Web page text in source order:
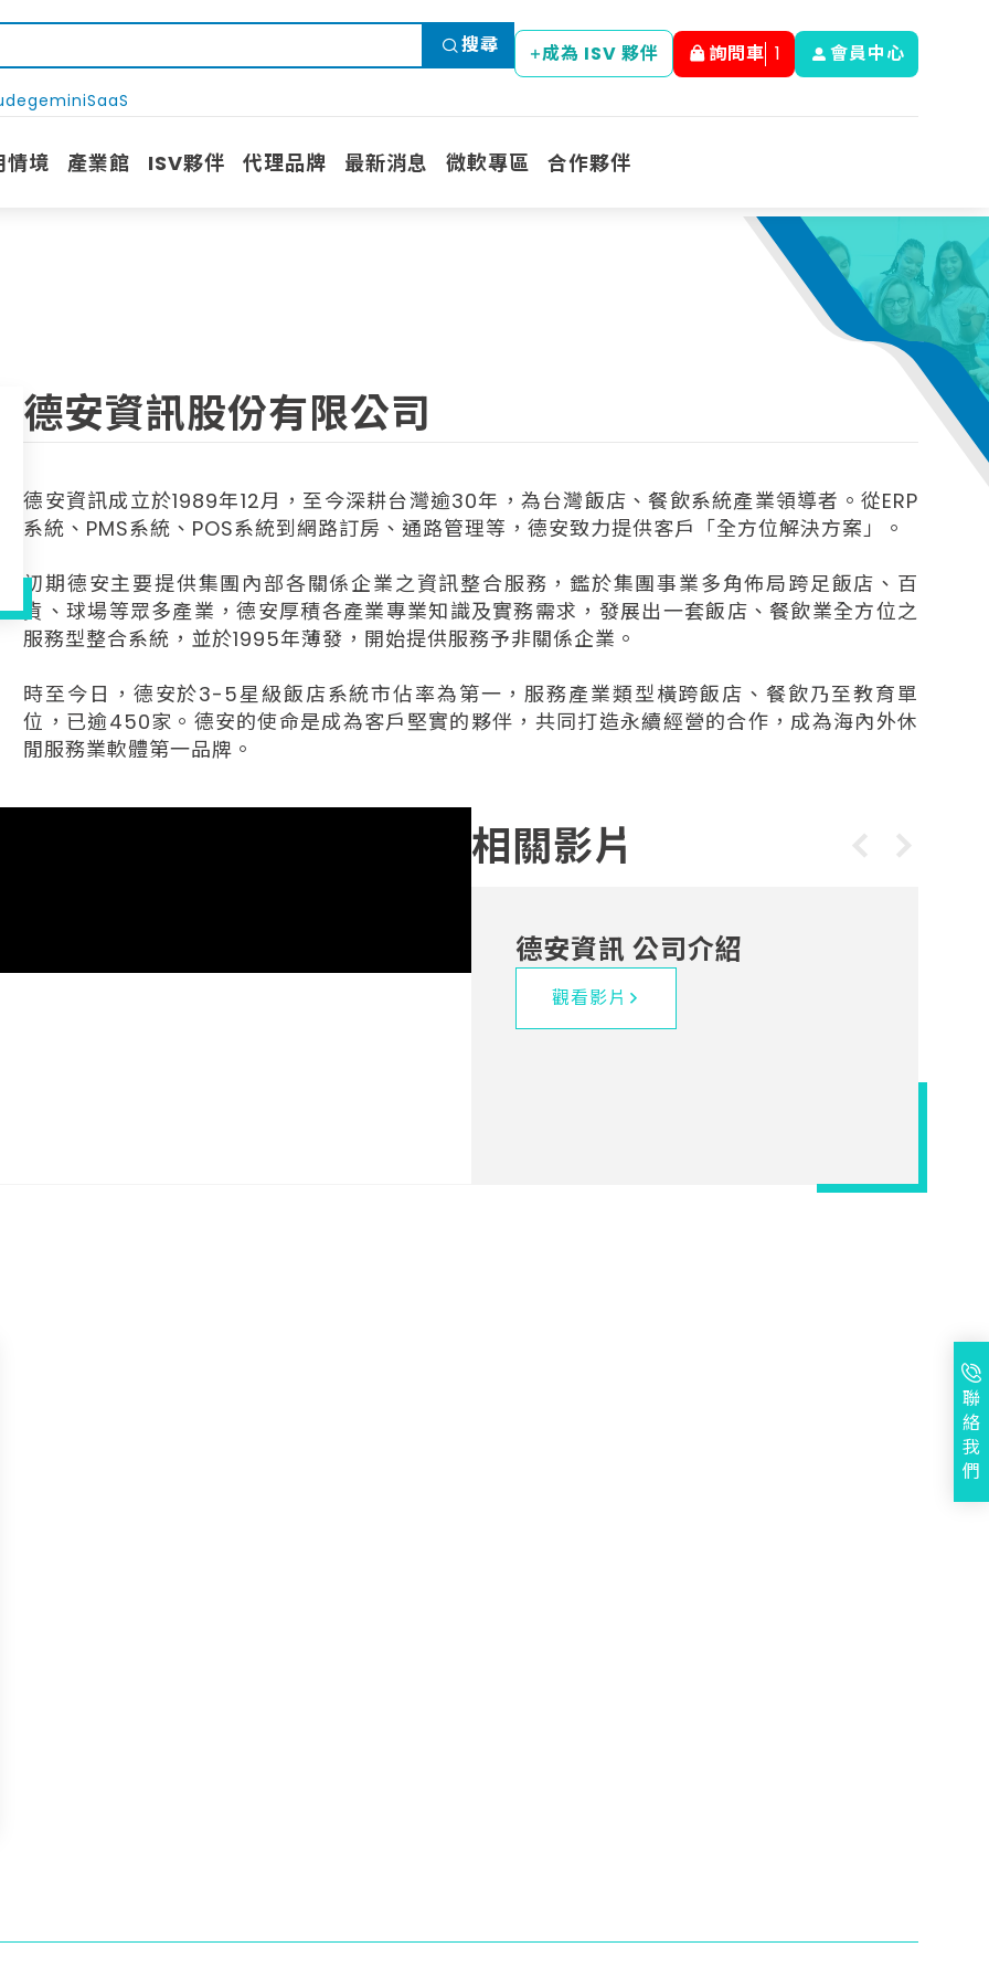
搜尋
geminiSaaS
成為 ISV 夥伴 詢問車 1 會員中心
情境 產業館 ISV夥伴 代理品牌 最新消息 微軟專區 合作夥伴
德安資訊股份有限公司
德安資訊成立於1989年12月，至今深耕台灣逾30年，為台灣飯店、餐飲系統產業領導者。從ERP
系統、PMS系統、POS系統到網路訂房、通路管理等，德安致力提供客戶「全方位解決方案」。
初期德安主要提供集團內部各關係企業之資訊整合服務，鑑於集團事業多角佈局跨足飯店、百
貨、球場等眾多產業，德安厚積各產業專業知識及實務需求，發展出一套飯店、餐飲業全方位之
服務型整合系統，並於1995年薄發，開始提供服務予非關係企業。
時至今日，德安於3-5星級飯店系統市佔率為第一，服務產業類型橫跨飯店、餐飲乃至教育單
位，已逾450家。德安的使命是成為客戶堅實的夥伴，共同打造永續經營的合作，成為海內外休
閒服務業軟體第一品牌。
相關影片
德安資訊 公司介紹
觀看影片
聯
絡
我
們